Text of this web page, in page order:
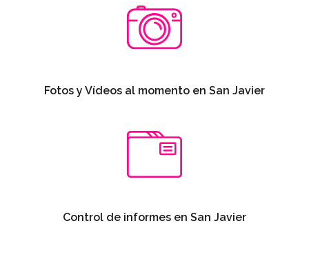
Fotos y Vídeos al momento en San Javier
Control de informes en San Javier